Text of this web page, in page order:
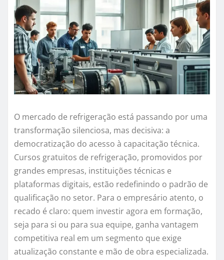
O mercado de refrigeração está passando por uma
transformação silenciosa, mas decisiva: a
democratização do acesso à capacitação técnica.
Cursos gratuitos de refrigeração, promovidos por
grandes empresas, instituições técnicas e
plataformas digitais, estão redefinindo o padrão de
qualificação no setor. Para o empresário atento, o
recado é claro: quem investir agora em formação,
seja para si ou para sua equipe, ganha vantagem
competitiva real em um segmento que exige
atualização constante e mão de obra especializada.